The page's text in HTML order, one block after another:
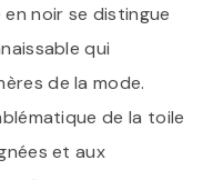
noir se distingue
qui
de la mode.
de la toile
et aux